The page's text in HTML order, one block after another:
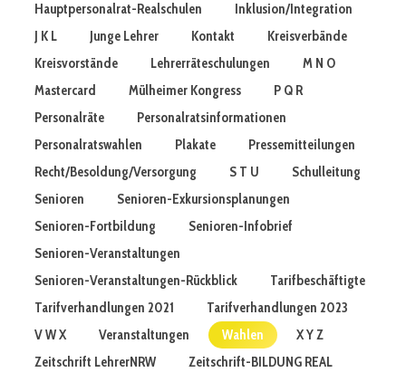
Hauptpersonalrat-Realschulen
Inklusion/Integration
J K L
Junge Lehrer Kontakt
Kreisverbände
Kreisvorstände
Lehrerräteschulungen
M N O
Mastercard
Mülheimer Kongress
P Q R
Personalräte
Personalratsinformationen
Personalratswahlen
Plakate
Pressemitteilungen
Recht/Besoldung/Versorgung
S T U
Schulleitung
Senioren
Senioren-Exkursionsplanungen
Senioren-Fortbildung
Senioren-Infobrief
Senioren-Veranstaltungen
Senioren-Veranstaltungen-Rückblick
Tarifbeschäftigte
Tarifverhandlungen 2021
Tarifverhandlungen 2023
V W X
Veranstaltungen Wahlen
X Y Z
Zeitschrift LehrerNRW
Zeitschrift-BILDUNG REAL